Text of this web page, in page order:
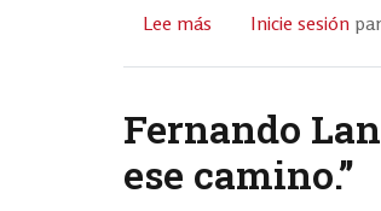
Lee más sobre
CERA
sobre
el
Inicie sesión
Fernando
ese camino.”